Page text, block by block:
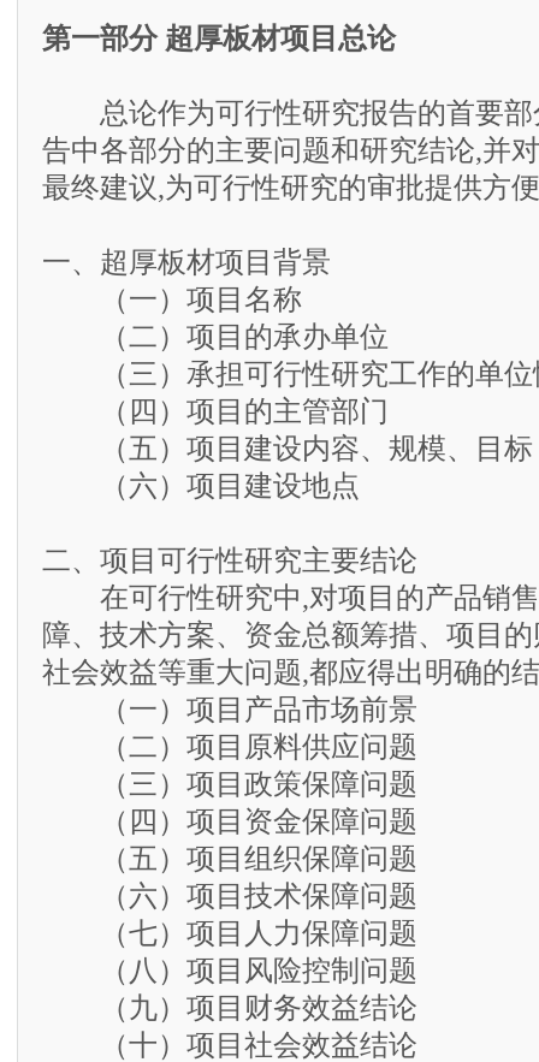
第一部分 超厚板材项目总论
总论作为可行性研究报告的首要部
告中各部分的主要问题和研究结论,并
最终建议,为可行性研究的审批提供方
一、超厚板材项目背景
（一）项目名称
（二）项目的承办单位
（三）承担可行性研究工作的单位
（四）项目的主管部门
（五）项目建设内容、规模、目标
（六）项目建设地点
二、项目可行性研究主要结论
在可行性研究中,对项目的产品销售
障、技术方案、资金总额筹措、项目
社会效益等重大问题,都应得出明确的
（一）项目产品市场前景
（二）项目原料供应问题
（三）项目政策保障问题
（四）项目资金保障问题
（五）项目组织保障问题
（六）项目技术保障问题
（七）项目人力保障问题
（八）项目风险控制问题
（九）项目财务效益结论
（十）项目社会效益结论